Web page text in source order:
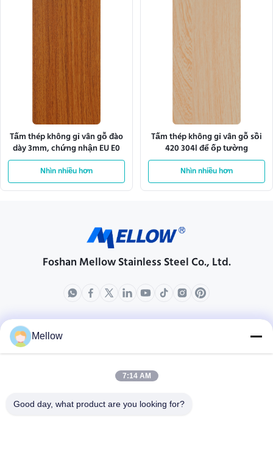
Tấm thép không gỉ vân gỗ đào
dày 3mm, chứng nhận EU E0
Nhìn nhiều hơn
Tấm thép không gỉ vân gỗ sồi
420 304l để ốp tường
Nhìn nhiều hơn
Foshan Mellow Stainless Steel Co., Ltd.
các sản phẩm
Hồ sơ công ty
Chuyến tham quan nhà máy
Các vụ án
Mellow
7:14 AM
Good day, what product are you looking for?